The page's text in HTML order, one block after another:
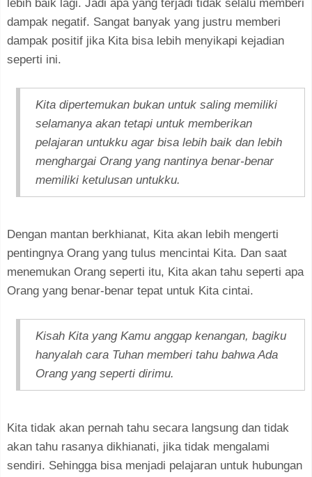
lebih baik lagi. Jadi apa yang terjadi tidak selalu memberi
dampak negatif. Sangat banyak yang justru memberi
dampak positif jika Kita bisa lebih menyikapi kejadian
seperti ini.
Kita dipertemukan bukan untuk saling memiliki
selamanya akan tetapi untuk memberikan
pelajaran untukku agar bisa lebih baik dan lebih
menghargai Orang yang nantinya benar-benar
memiliki ketulusan untukku.
Dengan mantan berkhianat, Kita akan lebih mengerti
pentingnya Orang yang tulus mencintai Kita. Dan saat
menemukan Orang seperti itu, Kita akan tahu seperti apa
Orang yang benar-benar tepat untuk Kita cintai.
Kisah Kita yang Kamu anggap kenangan, bagiku
hanyalah cara Tuhan memberi tahu bahwa Ada
Orang yang seperti dirimu.
Kita tidak akan pernah tahu secara langsung dan tidak
akan tahu rasanya dikhianati, jika tidak mengalami
sendiri. Sehingga bisa menjadi pelajaran untuk hubungan